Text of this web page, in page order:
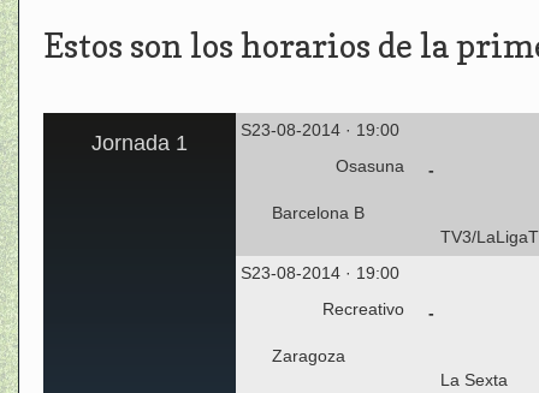
Estos son los horarios de la
Jornada 1
S23-08-2014 · 19:00
Osasuna
-
Barcelona B
TV3/
S23-08-2014 · 19:00
Recreativo
-
Zaragoza
La Sexta